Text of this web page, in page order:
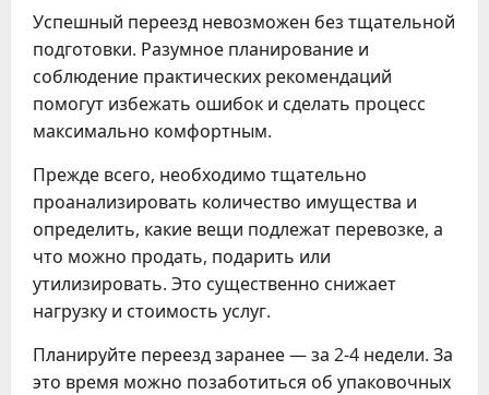
Успешный переезд невозможен без тщательной
подготовки. Разумное планирование и
соблюдение практических рекомендаций
помогут избежать ошибок и сделать процесс
максимально комфортным.
Прежде всего, необходимо тщательно
проанализировать количество имущества и
определить, какие вещи подлежат перевозке, а
что можно продать, подарить или
утилизировать. Это существенно снижает
нагрузку и стоимость услуг.
Планируйте переезд заранее — за 2-4 недели. За
это время можно позаботиться об упаковочных